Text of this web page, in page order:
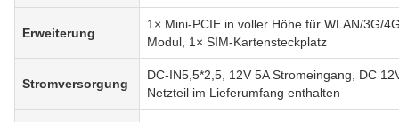
Erweiterung
1× Mini-PCIE in voller Höhe für WLAN/3G/
Modul, 1× SIM-Kartensteckplatz
Stromversorgung
DC-IN5,5*2,5, 12V 5A Stromeingang, DC
Netzteil im Lieferumfang enthalten